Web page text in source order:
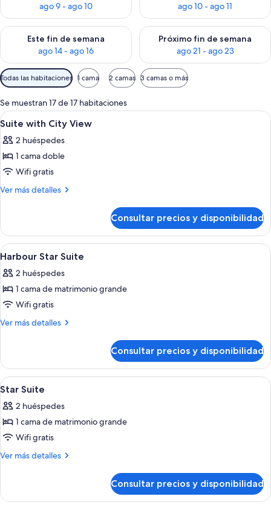
ago 9 - ago 10
ago 10 - ago 11
Este fin de semana
ago 14 - ago 16
Consulta la disponibilidad para este fin de semana, ago 14 -
Próximo fin de semana
ago 21 - ago 23
Consulta la disponibilidad
Filtros
disponibles
para
las
habitaciones
Todas las habitaciones 1 cama 2 camas 3 camas o más
Se muestran 17 de 17 habitaciones
Abrir
todas
las
fotos
de
Suite
View
Ropa de cama de alta calidad y
4
Suite with City View
2 huéspedes
1 cama doble
Wifi gratis
Ver más detalles
Más
with
City
View
Consultar precios y disponibilidad
Abrir
todas
las
fotos
de
Harbour
Ropa de cama de alta calidad y
8
Harbour Star Suite
2 huéspedes
1 cama de matrimonio grande
Wifi gratis
Ver más detalles
Más
Star
Suite
Consultar precios y disponibilidad
Abrir
todas
las
fotos
de
Star
Ropa de cama de alta calidad y
5
Star Suite
2 huéspedes
1 cama de matrimonio grande
Wifi gratis
Ver más detalles
Más
Suite
Consultar precios y disponibilidad